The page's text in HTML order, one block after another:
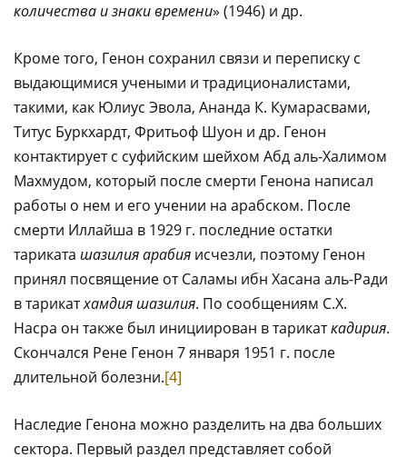
количества и знаки времени» (1946) и др.
Кроме того, Генон сохранил связи и переписку с
выдающимися учеными и традиционалистами,
такими, как Юлиус Эвола, Ананда К. Кумарасвами,
Титус Буркхардт, Фритьоф Шуон и др. Генон
контактирует с суфийским шейхом Абд аль-Халимом
Махмудом, который после смерти Генона написал
работы о нем и его учении на арабском. После
смерти Иллайша в 1929 г. последние остатки
тариката шазилия арабия исчезли, поэтому Генон
принял посвящение от Саламы ибн Хасана аль-Ради
в тарикатхамдия шазилия. По сообщениям С.Х.
Насра он также был инициирован в тарикаткадирия.
Скончался Рене Генон 7 января 1951 г. после
длительной болезни.[4]
Наследие Генона можно разделить на два больших
сектора. Первый раздел представляет собой